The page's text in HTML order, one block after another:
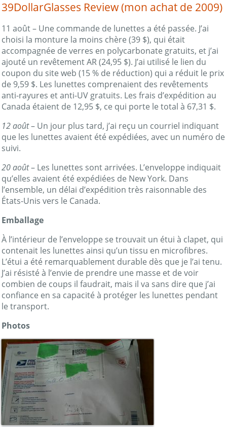
39DollarGlasses Review (mon achat de 2009)
11 août – Une commande de lunettes a été passée. J’ai
choisi la monture la moins chère (39 $), qui était
accompagnée de verres en polycarbonate gratuits, et j’ai
ajouté un revêtement AR (24,95 $). J’ai utilisé le lien du
coupon du site web (15 % de réduction) qui a réduit le prix
de 9,59 $. Les lunettes comprenaient des revêtements
anti-rayures et anti-UV gratuits. Les frais d’expédition au
Canada étaient de 12,95 $, ce qui porte le total à 67,31 $.
12 août– Un jour plus tard, j’ai reçu un courriel indiquant
que les lunettes avaient été expédiées, avec un numéro de
suivi.
20 août– Les lunettes sont arrivées. L’enveloppe indiquait
qu’elles avaient été expédiées de New York. Dans
l’ensemble, un délai d’expédition très raisonnable des
États-Unis vers le Canada.
Emballage
À l’intérieur de l’enveloppe se trouvait un étui à clapet, qui
contenait les lunettes ainsi qu’un tissu en microfibres.
L’étui a été remarquablement durable dès que je l’ai tenu.
J’ai résisté à l’envie de prendre une masse et de voir
combien de coups il faudrait, mais il va sans dire que j’ai
confiance en sa capacité à protéger les lunettes pendant
le transport.
Photos